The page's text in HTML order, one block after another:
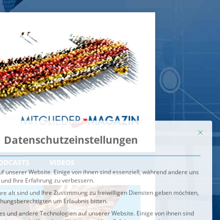
VIDEOS
IM BRENNPUNKT
unserer Website. Einige von ihnen sind essenziell, während andere uns
Ihre Erfahrung zu verbessern.
alt sind und Ihre Zustimmung zu freiwilligen Diensten geben möchten,
um Erlaubnis bitten.
und andere Technologien auf unserer Website. Einige von ihnen sind
uns helfen, diese Website und Ihre Erfahrung zu verbessern.
können verarbeitet werden (z. B. IP-Adressen), z. B. für
und Inhalte oder Anzeigen- und Inhaltsmessung.
Verwendung Ihrer Daten finden Sie in unserer
jederzeit unterEinstellungenwiderrufen oder anpassen.
Service-Gruppen, für die eine Einwilligung erteilt werden
Speichern
Alle akzeptieren